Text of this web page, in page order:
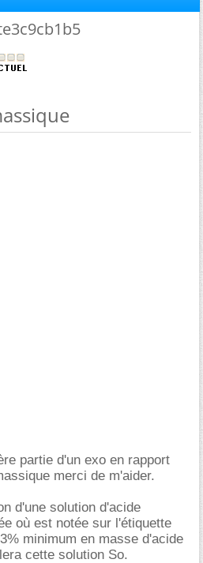
partie d'un exo en rapport
merci de m'aider.
d'une solution d'acide
où est notée sur l'étiquette
minimum en masse d'acide
cette solution So.